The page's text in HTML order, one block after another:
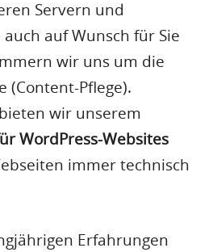
Servern und
auf Wunsch für Sie
wir uns um die
(Content-Pflege).
wir unserem
WordPress-Websites
immer technisch
Erfahrungen